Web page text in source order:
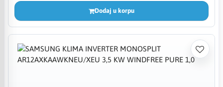
Dodaj u korpu